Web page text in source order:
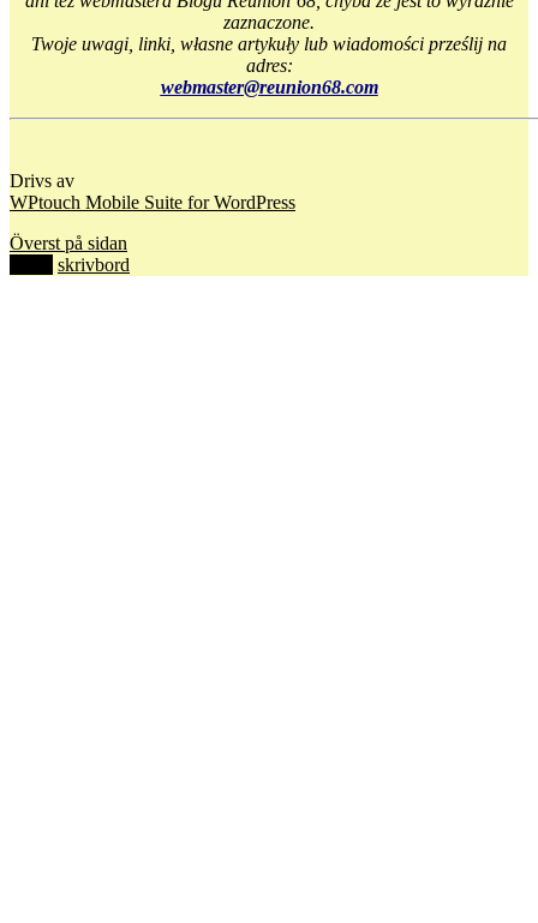
zaznaczone.
Twoje uwagi, linki, własne artykuły lub wiadomości prześlij na
adres:
webmaster@reunion68.com
Drivs av
WPtouch Mobile Suite for WordPress
Överst på sidan
skrivbord